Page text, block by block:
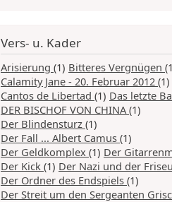
Vers- u. Kader
Arisierung (1) Bitteres Vergnügen
Calamity Jane - 20. Februar 2012 (1)
Cantos de Libertad (1) Das letzte
DER BISCHOF VON CHINA(1)
Der Blindensturz (1)
Der Fall ... Albert Camus (1)
Der Geldkomplex (1) Der
Der Kick (1) Der Nazi und der
Der Ordner des Endspiels (1)
Der Streit um den Sergeanten